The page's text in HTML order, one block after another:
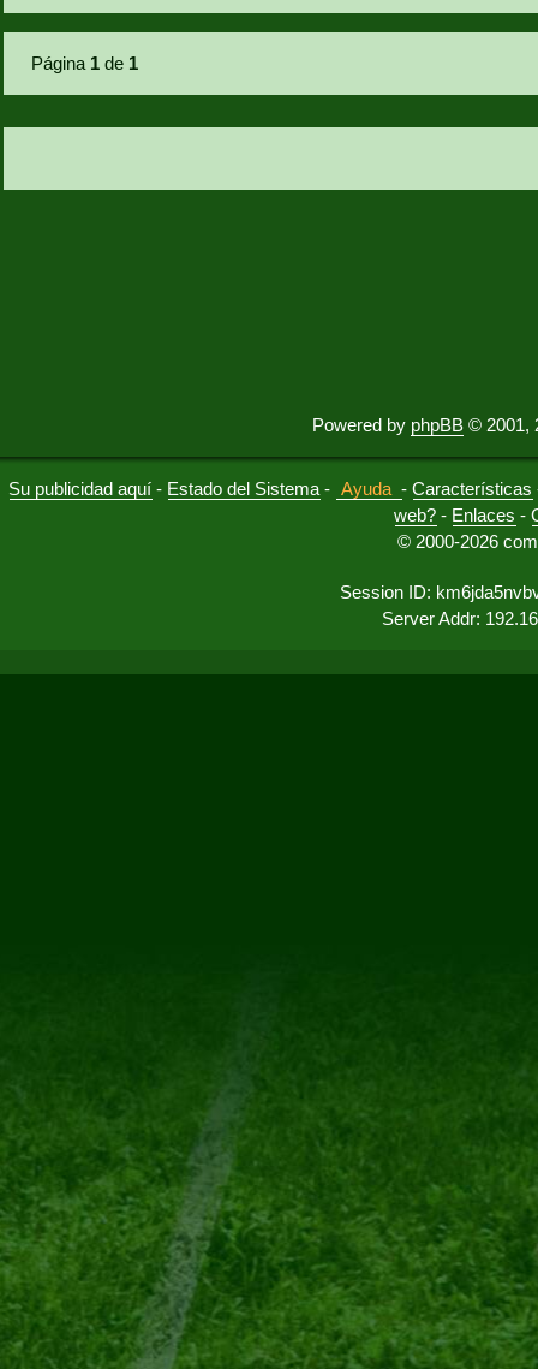
Página 1 de 1
Powered by phpBB © 2001,
Su publicidad aquí - Estado del Sistema - Ayuda -Características
web? - Enlaces -
© 2000-2026
Session ID:
Server Addr: